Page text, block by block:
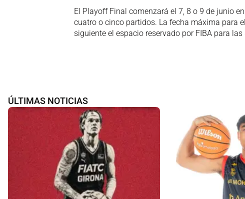
El Playoff Final comenzará el 7, 8 o 9 de junio
cuatro o cinco partidos. La fecha máxima para
siguiente el espacio reservado por FIBA para
ÚLTIMAS NOTICIAS